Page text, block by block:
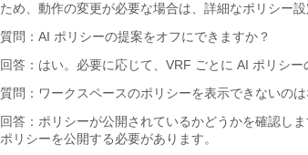
ため、動作の変更が必要な場合は、詳細なポリシー設
質問：AI ポリシーの提案をオフにできますか？
回答：はい。必要に応じて、VRF ごとに AI ポリシー
質問：ワークスペースのポリシーを表示できないの
回答：ポリシーが公開されているかどうかを確認し
ポリシーを公開する必要があります。